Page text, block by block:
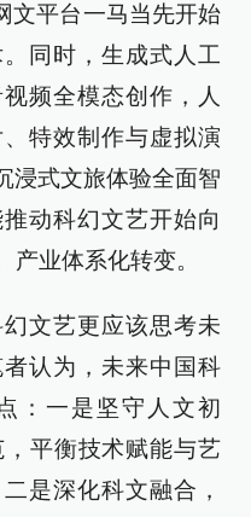
文平台一马当先开始
同时，生成式人工
频全模态创作，人
特效制作与虚拟演
浸式文旅体验全面智
动科幻文艺开始向
业体系化转变。
文艺更应该思考未
认为，未来中国科
：一是坚守人文初
平衡技术赋能与艺
是深化科文融合，